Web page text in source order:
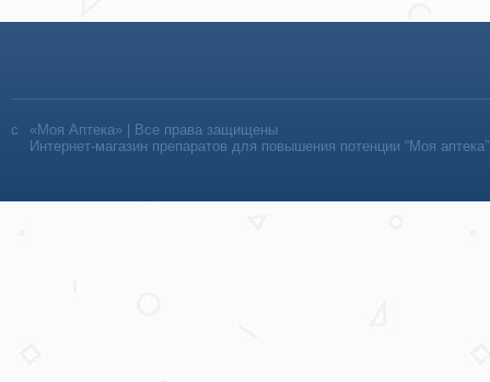
«Моя Аптека» | Все права защищены
Интернет-магазин препаратов для повышения потенции “Моя